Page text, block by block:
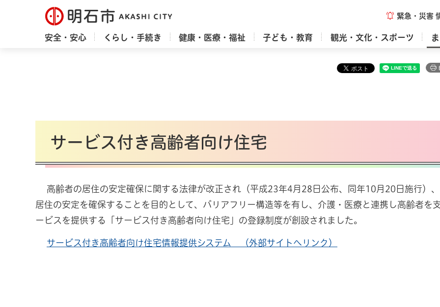
明石市 緊急・災害
安全・安心 くらし・手続き 健康・医療・福祉 子ども・教育 観光・文化・スポーツ
サービス付き高齢者向け住宅
高齢者の居住の安定確保に関する法律が改正され（平成23年4月28日公布、同年10月20日施行）
居住の安定を確保することを目的として、バリアフリー構造等を有し、介護・医療と連携し高齢者を
ービスを提供する「サービス付き高齢者向け住宅」の登録制度が創設されました。
サービス付き高齢者向け住宅情報提供システム （外部サイトへリンク）